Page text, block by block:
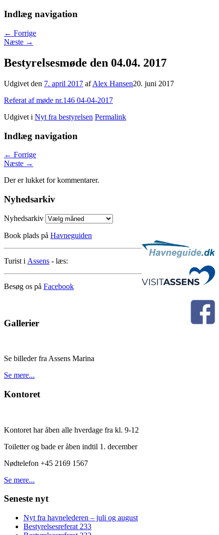
Indlæg navigation
← Forrige
Næste →
Bestyrelsesmøde den 04.04. 2017
Udgivet den 7. april 2017 afAlex Hansen20. juni 2017
Referat af møde nr.146 04-04-2017
Udgivet i Nyt fra bestyrelsen Permalink
Indlæg navigation
← Forrige
Næste →
Der er lukket for kommentarer.
Nyhedsarkiv
Nyhedsarkiv
Book plads på Havneguiden
Turist i Assens - læs:
Besøg os på Facebook
Gallerier
Se billeder fra Assens Marina
Se mere...
Kontoret
Kontoret har åben alle hverdage fra kl. 9-12
Toiletter og bade er åben indtil 1. december
Nødtelefon +45 2169 1567
Se mere...
Seneste nyt
Nyt fra havnelederen – juli og august
Bestyrelsesreferat 233